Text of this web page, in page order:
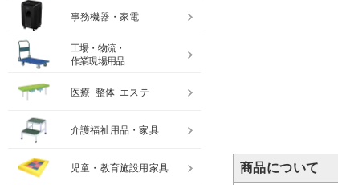
商品について
事務機器・家電
工場・物流・
作業現場用品
医療･整体･エステ
介護福祉用品・家具
児童・教育施設用家具